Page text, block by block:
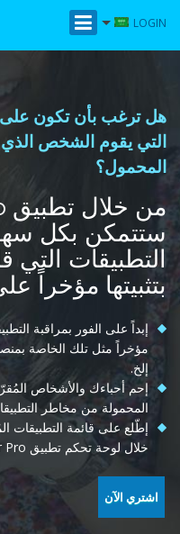
LOGIN
هل ترغب بأن تكون على
التي يقوم الشخص الذي
المحمول؟
ستتمكن بكل
التطبيقات
بتثبيتها مؤخراً
إبداً على الفور بمراقبة
مؤخراً مثل تلك الخاصة
إلخ.
إحم أحباءك والأشخاص
المحمولة من مخاطر
إطّلع على قائمة التطبيقات
خلال لوحة تحكم تطبيق Spymaster Pro الخاصة بك.
اشتري الآن